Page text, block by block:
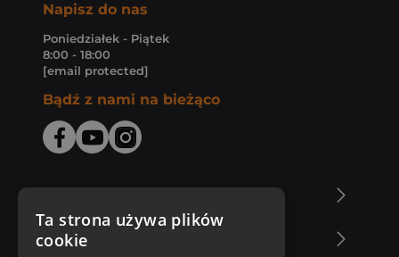
Napisz do nas
Poniedziałek - Piątek
8:00 - 18:00
[email protected]
Bądź z nami na bieżąco
Zakupy u nas
Ta strona używa plików
cookie